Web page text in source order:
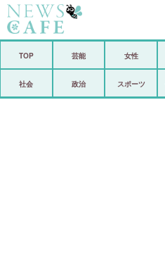
TOP 芸能 女性
社会 政治 スポーツ